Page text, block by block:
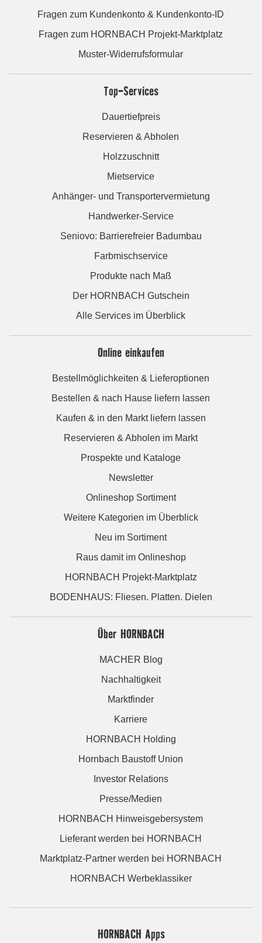
Fragen zum Kundenkonto & Kundenkonto-ID
Fragen zum HORNBACH Projekt-Marktplatz
Muster-Widerrufsformular
Top-Services
Dauertiefpreis
Reservieren & Abholen
Holzzuschnitt
Mietservice
Anhänger- und Transportervermietung
Handwerker-Service
Seniovo: Barrierefreier Badumbau
Farbmischservice
Produkte nach Maß
Der HORNBACH Gutschein
Alle Services im Überblick
Online einkaufen
Bestellmöglichkeiten & Lieferoptionen
Bestellen & nach Hause liefern lassen
Kaufen & in den Markt liefern lassen
Reservieren & Abholen im Markt
Prospekte und Kataloge
Newsletter
Onlineshop Sortiment
Weitere Kategorien im Überblick
Neu im Sortiment
Raus damit im Onlineshop
HORNBACH Projekt-Marktplatz
BODENHAUS: Fliesen. Platten. Dielen
Über HORNBACH
MACHER Blog
Nachhaltigkeit
Marktfinder
Karriere
HORNBACH Holding
Hornbach Baustoff Union
Investor Relations
Presse/Medien
HORNBACH Hinweisgebersystem
Lieferant werden bei HORNBACH
Marktplatz-Partner werden bei HORNBACH
HORNBACH Werbeklassiker
HORNBACH Apps